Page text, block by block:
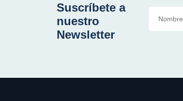
Suscríbete a
nuestro
Newsletter